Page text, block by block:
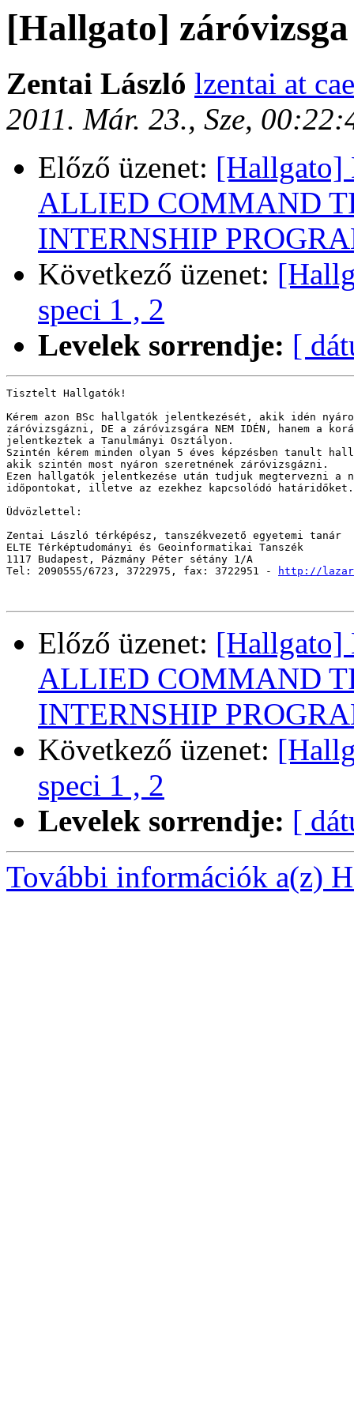
[Hallgato] záróvizsga
Zentai László lzentai at
2011. Már. 23., Sze,
Előző üzenet: [Hallgato]
ALLIED COMMAND
INTERNSHIP
Következő üzenet:
speci 1 , 2
Levelek sorrendje: [
Tisztelt Hallgatók!
Kérem azon BSc hallgatók jelentkezését, akik idén
záróvizsgázni, DE a záróvizsgára NEM IDÉN, hanem a
jelentkeztek a Tanulmányi Osztályon.
Szintén kérem minden olyan 5 éves képzésben tanult
akik szintén most nyáron szeretnének záróvizsgázni.
Ezen hallgatók jelentkezése után tudjuk megtervezni a
időpontokat, illetve az ezekhez kapcsolódó határidőket.
Üdvözlettel:
Zentai László térképész, tanszékvezető egyetemi tanár
ELTE Térképtudományi és Geoinformatikai Tanszék
1117 Budapest, Pázmány Péter sétány 1/A
Tel: 2090555/6723, 3722975, fax: 3722951 -
http://
Előző üzenet: [Hallgato]
ALLIED COMMAND
INTERNSHIP
Következő üzenet:
speci 1 , 2
Levelek sorrendje: [
További információk a(z)